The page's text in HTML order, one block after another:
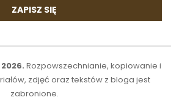
Rozpowszechnianie, kopiowanie i
zdjęć oraz tekstów z bloga jest
zabronione.